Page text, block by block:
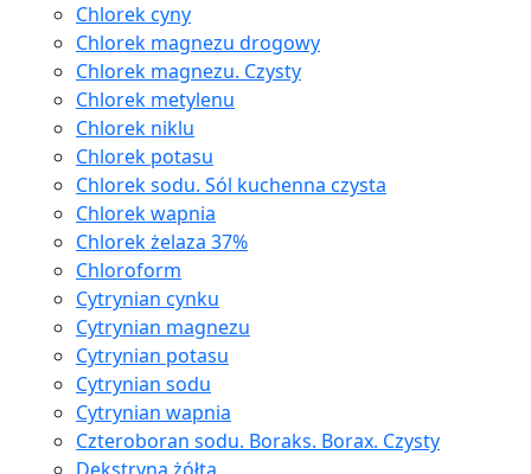
Chlorek cyny
Chlorek magnezu drogowy
Chlorek magnezu. Czysty
Chlorek metylenu
Chlorek niklu
Chlorek potasu
Chlorek sodu. Sól kuchenna czysta
Chlorek wapnia
Chlorek żelaza 37%
Chloroform
Cytrynian cynku
Cytrynian magnezu
Cytrynian potasu
Cytrynian sodu
Cytrynian wapnia
Czteroboran sodu. Boraks. Borax. Czysty